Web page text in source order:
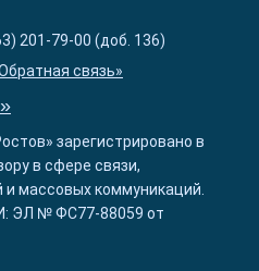
201-79-00 (доб. 136)
связь»
зарегистрировано в
в сфере связи,
массовых коммуникаций.
ЭЛ № ФС77-88059 от